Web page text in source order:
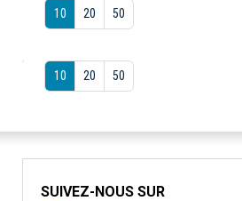
10 20 50
10 20 50
SUIVEZ-NOUS SUR